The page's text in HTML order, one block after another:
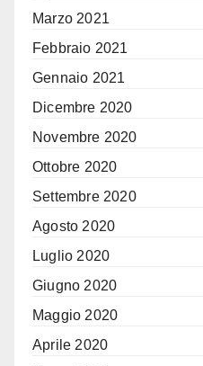
Marzo 2021
Febbraio 2021
Gennaio 2021
Dicembre 2020
Novembre 2020
Ottobre 2020
Settembre 2020
Agosto 2020
Luglio 2020
Giugno 2020
Maggio 2020
Aprile 2020